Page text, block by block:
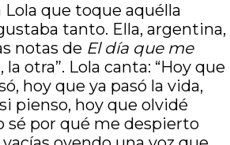
que toque aquélla
tanto. Ella, argentina,
notas de El día que me
la otra”. Lola canta: “Hoy que
hoy que ya pasó la vida,
pienso, hoy que olvidé
sé por qué me despierto